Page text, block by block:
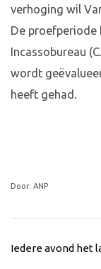
verhoging wil
De proefperiode
Incassobureau
wordt
heeft gehad.
Door: ANP
Iedere avond het